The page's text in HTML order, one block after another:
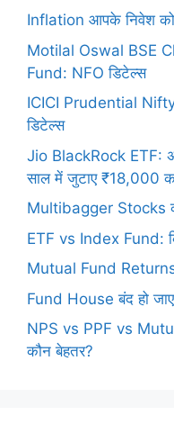
Inflation आपके निवेश को
Motilal Oswal BSE
Fund: NFO डिटेल्स
ICICI Prudential
डिटेल्स
Jio BlackRock ETF:
साल में जुटाए ₹18,000
Multibagger Stocks
ETF vs Index Fund:
Mutual Fund Returns
Fund House बंद हो जाए
NPS vs PPF vs
कौन बेहतर?